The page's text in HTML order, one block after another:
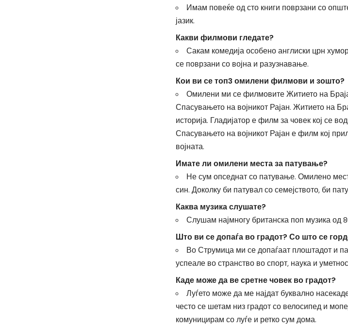
Имам повеќе од сто книги поврзани со
јазик.
Какви филмови гледате?
Сакам комедија особено англиски црн
се поврзани со војна и разузнавање.
Кои ви се топ3 омилени филмови и зошто?
Омилени ми се филмовите Житието на
Спасувањето на војникот Рајан. Житието на
историја. Гладијатор е филм за човек кој се
Спасувањето на војникот Рајан е филм кој
војната.
Имате ли омилени места за патување?
Не сум опседнат со патување. Омилено
син. Доколку би патувал со семејството, би
Каква музика слушате?
Слушам најмногу британска поп музика од
Што ви се допаѓа во градот? Со што се
Во Струмица ми се допаѓаат плоштадот и
успеале во странство во спорт, наука и
Каде може да ве сретне човек во градот?
Луѓето може да ме најдат буквално
често се шетам низ градот со велосипед и
комуницирам со луѓе и ретко сум дома.